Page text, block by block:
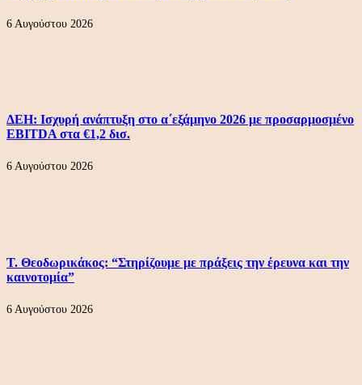
6 Αυγούστου 2026
ΔΕΗ: Ισχυρή ανάπτυξη στο α΄εξάμηνο 2026 με προσαρμοσμένο
EBITDA στα €1,2 δισ.
6 Αυγούστου 2026
Τ. Θεοδωρικάκος: “Στηρίζουμε με πράξεις την έρευνα και την
καινοτομία”
6 Αυγούστου 2026